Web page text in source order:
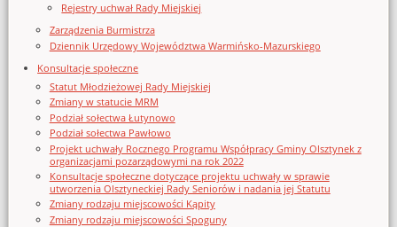
Rejestry uchwał Rady Miejskiej
Zarządzenia Burmistrza
Dziennik Urzędowy Województwa Warmińsko-Mazurskiego
Konsultacje społeczne
Statut Młodzieżowej Rady Miejskiej
Zmiany w statucie MRM
Podział sołectwa Łutynowo
Podział sołectwa Pawłowo
Projekt uchwały Rocznego Programu Współpracy Gminy Olsztynek z
organizacjami pozarządowymi na rok 2022
Konsultacje społeczne dotyczące projektu uchwały w sprawie
utworzenia Olsztyneckiej Rady Seniorów i nadania jej Statutu
Zmiany rodzaju miejscowości Kąpity
Zmiany rodzaju miejscowości Spoguny